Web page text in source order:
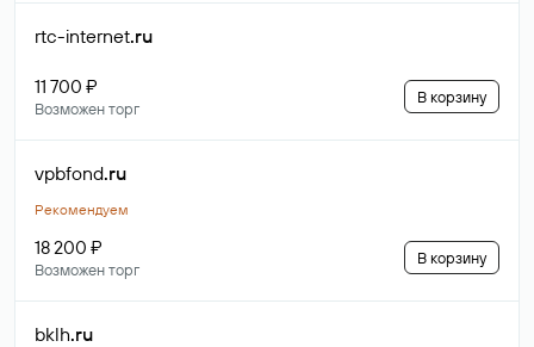
rtc-internet.ru
11 700 ₽
Возможен торг
В корзину
vpbfond.ru
Рекомендуем
18 200 ₽
Возможен торг
В корзину
bklh.ru